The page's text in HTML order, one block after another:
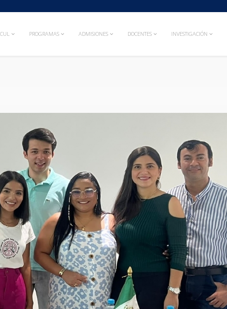
CUL PROGRAMAS ADMISIONES DOCENTES INVESTIGACIÓN